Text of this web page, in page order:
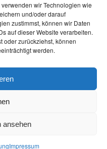
wir Technologien wie
und/oder darauf
zustimmst, können wir Daten
auf dieser Website verarbeiten.
oder zurückziehst, können
werden.
ansehen
Impressum
Montag – Freitag von